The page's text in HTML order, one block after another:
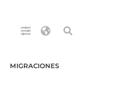
MIGRACIONES